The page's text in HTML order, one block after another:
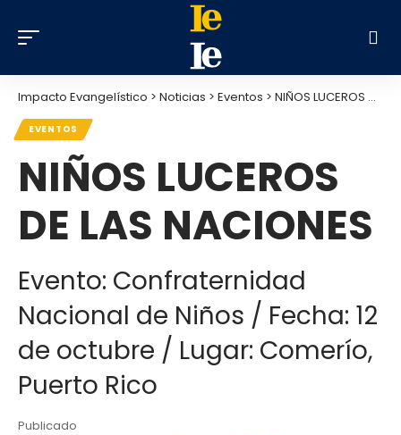
Impacto Evangelístico > Noticias > Eventos > NIÑOS LUCEROS DE LAS NACIONES
EVENTOS
NIÑOS LUCEROS
DE LAS NACIONES
Evento: Confraternidad
Nacional de Niños / Fecha: 12
de octubre / Lugar: Comerío,
Puerto Rico
Publicado